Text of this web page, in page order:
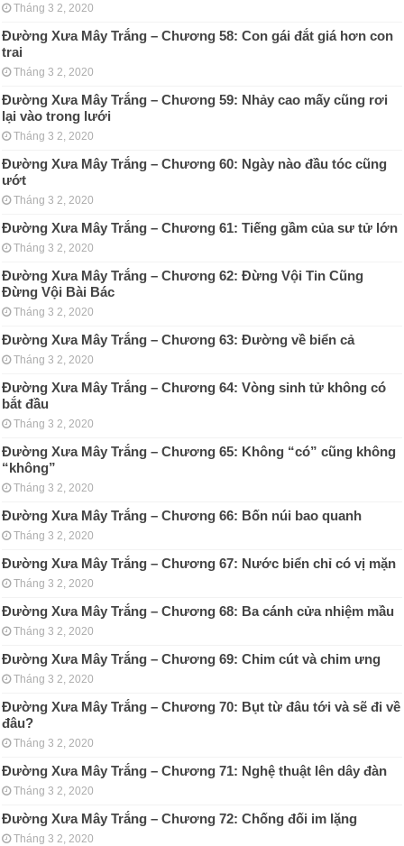
Tháng 3 2, 2020
Đường Xưa Mây Trắng – Chương 58: Con gái đắt giá hơn con
trai
Tháng 3 2, 2020
Đường Xưa Mây Trắng – Chương 59: Nhảy cao mấy cũng rơi
lại vào trong lưới
Tháng 3 2, 2020
Đường Xưa Mây Trắng – Chương 60: Ngày nào đầu tóc cũng
ướt
Tháng 3 2, 2020
Đường Xưa Mây Trắng – Chương 61: Tiếng gầm của sư tử lớn
Tháng 3 2, 2020
Đường Xưa Mây Trắng – Chương 62: Đừng Vội Tin Cũng
Đừng Vội Bài Bác
Tháng 3 2, 2020
Đường Xưa Mây Trắng – Chương 63: Đường về biển cả
Tháng 3 2, 2020
Đường Xưa Mây Trắng – Chương 64: Vòng sinh tử không có
bắt đầu
Tháng 3 2, 2020
Đường Xưa Mây Trắng – Chương 65: Không “có” cũng không
“không”
Tháng 3 2, 2020
Đường Xưa Mây Trắng – Chương 66: Bốn núi bao quanh
Tháng 3 2, 2020
Đường Xưa Mây Trắng – Chương 67: Nước biển chỉ có vị mặn
Tháng 3 2, 2020
Đường Xưa Mây Trắng – Chương 68: Ba cánh cửa nhiệm mầu
Tháng 3 2, 2020
Đường Xưa Mây Trắng – Chương 69: Chim cút và chim ưng
Tháng 3 2, 2020
Đường Xưa Mây Trắng – Chương 70: Bụt từ đâu tới và sẽ đi về
đâu?
Tháng 3 2, 2020
Đường Xưa Mây Trắng – Chương 71: Nghệ thuật lên dây đàn
Tháng 3 2, 2020
Đường Xưa Mây Trắng – Chương 72: Chống đối im lặng
Tháng 3 2, 2020